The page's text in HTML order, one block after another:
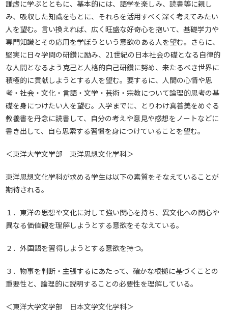
謙虚に学ぶとともに、基本的には、語学を楽しみ、読書等に親し
み、吸収した知識をもとに、それらを活用すべく深く考えてみたい
人を望む。言い換えれば、広く旺盛な好奇心を抱いて、基礎学力や
専門知識とその応用を学ぼうという意欲のある人を望む。さらに、
堅実に日々学問の研鑽に励み、21世紀の日本社会の礎となる自律的
な人間となるよう克己と人格的自己研鑽に努め、来たるべき世界に
積極的に貢献しようとする人を望む。要するに、人間の心情や思
考・社会・文化・言語・文学・芸術・宗教について論理的思考の基
礎を身につけたい人を望む。入学までに、とりわけ真善美をめぐる
教養書を丹念に読書して、自分の考えや意見や感想をノートなどに
書き出して、自ら思索する習慣を身につけていることを望む。
＜東洋大学文学部 東洋思想文化学科＞
東洋思想文化学科が求める学生は以下の素質をそなえていることが
期待される。
１．東洋の思想や文化に対して強い関心を持ち、異文化への関心や
異なる価値観を理解しようとする意欲をそなえている。
２．外国語を習得しようとする意欲を持つ。
３．物事を判断・主張するにあたって、確かな根拠に基づくことの
重要性と、論理的に説明することの必要性を理解している。
＜東洋大学文学部 日本文学文化学科＞